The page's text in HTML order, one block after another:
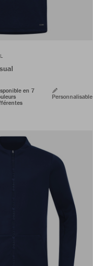
en 7
Personnalisable